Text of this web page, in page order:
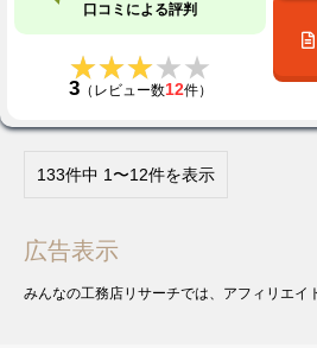
口コミによる評判
★★★★★
★★★★★
3（レビュー数12件）
133件中 1〜12件を表示
広告表示
みんなの工務店リサーチでは、アフィリエイ